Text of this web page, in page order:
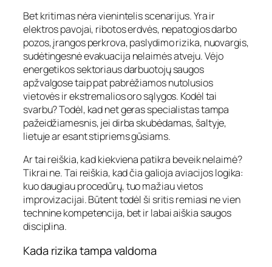
Bet kritimas nėra vienintelis scenarijus. Yra ir
elektros pavojai, ribotos erdvės, nepatogios darbo
pozos, įrangos perkrova, paslydimo rizika, nuovargis,
sudėtingesnė evakuacija nelaimės atveju. Vėjo
energetikos sektoriaus darbuotojų saugos
apžvalgose taip pat pabrėžiamos nutolusios
vietovės ir ekstremalios oro sąlygos. Kodėl tai
svarbu? Todėl, kad net geras specialistas tampa
pažeidžiamesnis, jei dirba skubėdamas, šaltyje,
lietuje ar esant stipriems gūsiams.
Ar tai reiškia, kad kiekviena patikra beveik nelaimė?
Tikrai ne. Tai reiškia, kad čia galioja aviacijos logika:
kuo daugiau procedūrų, tuo mažiau vietos
improvizacijai. Būtent todėl ši sritis remiasi ne vien
technine kompetencija, bet ir labai aiškia saugos
disciplina.
Kada rizika tampa valdoma